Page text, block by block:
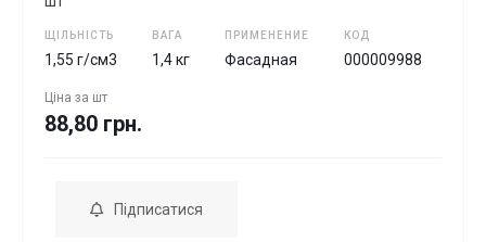
ЩІЛЬНІСТЬ
1,55 г/см3
ВАГА
1,4 кг
ПРИМЕНЕНИЕ
Фасадная
КОД
000009988
Ціна за шт
88,80 грн.
Підписатися